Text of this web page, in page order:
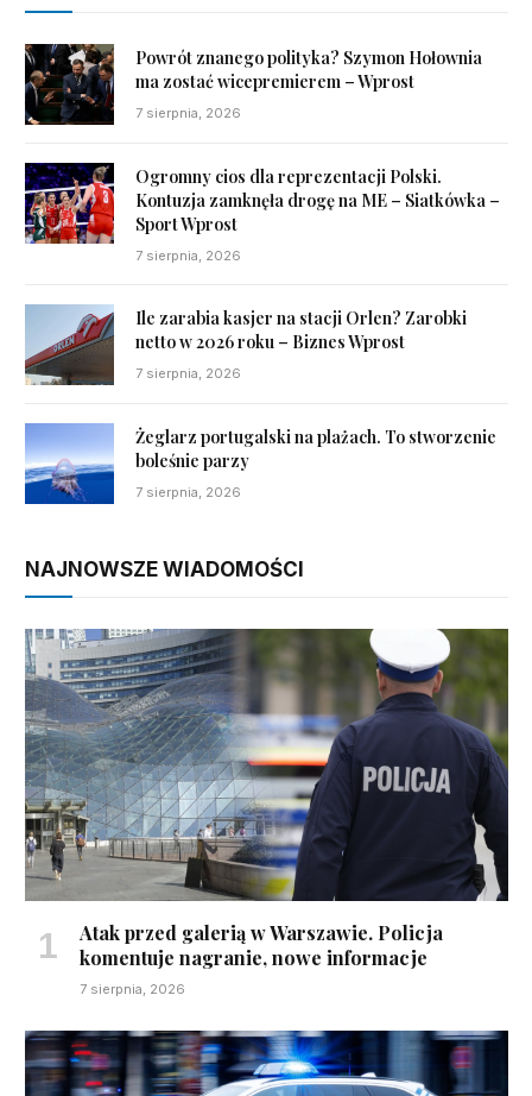
Powrót znanego polityka? Szymon Hołownia
ma zostać wicepremierem – Wprost
7 sierpnia, 2026
Ogromny cios dla reprezentacji Polski.
Kontuzja zamknęła drogę na ME – Siatkówka –
Sport Wprost
7 sierpnia, 2026
Ile zarabia kasjer na stacji Orlen? Zarobki
netto w 2026 roku – Biznes Wprost
7 sierpnia, 2026
Żeglarz portugalski na plażach. To stworzenie
boleśnie parzy
7 sierpnia, 2026
NAJNOWSZE WIADOMOŚCI
Atak przed galerią w Warszawie. Policja
komentuje nagranie, nowe informacje
7 sierpnia, 2026